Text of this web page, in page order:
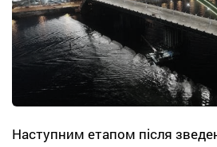
Наступним етапом після